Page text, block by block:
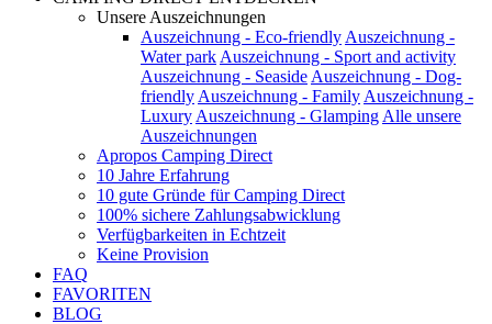
Unsere Auszeichnungen
Auszeichnung - Eco-friendly Auszeichnung -
Water park Auszeichnung - Sport and activity
Auszeichnung - Seaside Auszeichnung - Dog-
friendly Auszeichnung - Family Auszeichnung -
Luxury Auszeichnung - Glamping Alle unsere
Auszeichnungen
Apropos Camping Direct
10 Jahre Erfahrung
10 gute Gründe für Camping Direct
100% sichere Zahlungsabwicklung
Verfügbarkeiten in Echtzeit
Keine Provision
FAQ
FAVORITEN
BLOG